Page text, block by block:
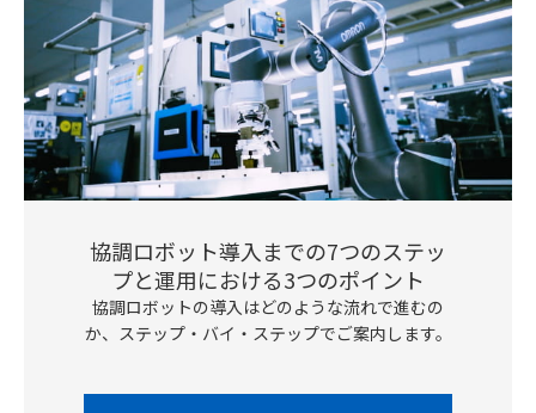
協調ロボット導入までの7つのステッ
プと運用における3つのポイント
協調ロボットの導入はどのような流れで進むの
か、ステップ・バイ・ステップでご案内します。